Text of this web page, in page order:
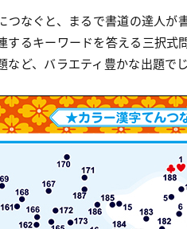
つなぐと、まるで書道の達人が
するキーワードを答える三択式
など、バラエティ豊かな出題で